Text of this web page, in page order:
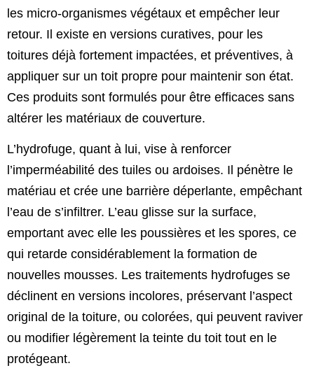
les micro-organismes végétaux et empêcher leur
retour. Il existe en versions curatives, pour les
toitures déjà fortement impactées, et préventives, à
appliquer sur un toit propre pour maintenir son état.
Ces produits sont formulés pour être efficaces sans
altérer les matériaux de couverture.
L’hydrofuge, quant à lui, vise à renforcer
l’imperméabilité des tuiles ou ardoises. Il pénètre le
matériau et crée une barrière déperlante, empêchant
l’eau de s’infiltrer. L’eau glisse sur la surface,
emportant avec elle les poussières et les spores, ce
qui retarde considérablement la formation de
nouvelles mousses. Les traitements hydrofuges se
déclinent en versions incolores, préservant l’aspect
original de la toiture, ou colorées, qui peuvent raviver
ou modifier légèrement la teinte du toit tout en le
protégeant.